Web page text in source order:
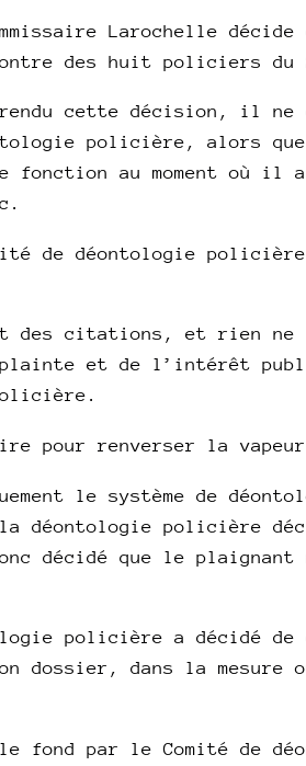
Larochelle
des huit policiers du
rendu cette décision, il
policière, alors que
fonction au moment où il
de déontologie
des citations, et rien ne
plainte et de l’intérêt
pour renverser la
le système de
déontologie policière
décidé que le plaignant
policière a décidé
dossier, dans la mesure
fond par le Comité de